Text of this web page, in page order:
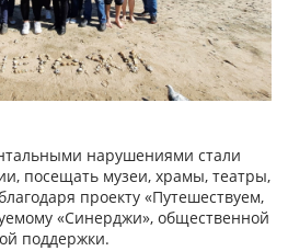
нарушениями стали
посещать музеи, храмы, театры,
проекту «Путешествуем,
«Синерджи», общественной
поддержки.